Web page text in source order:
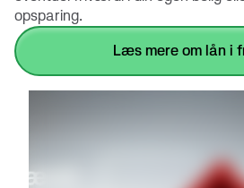
opsparing.
læs mere om lån i